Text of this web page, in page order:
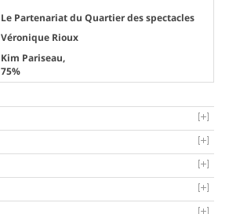
Le Partenariat du Quartier des spectacles
Véronique Rioux
Kim Pariseau,
75%